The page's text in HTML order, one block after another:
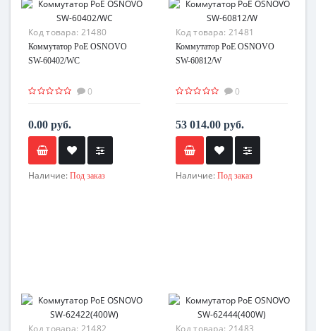
Код товара: 21480
Коммутатор PoE OSNOVO
SW-60402/WC
0
0.00 руб.
Наличие: Под заказ
Код товара: 21481
Коммутатор PoE OSNOVO
SW-60812/W
0
53 014.00 руб.
Наличие: Под заказ
Код товара: 21482 Код товара: 21483